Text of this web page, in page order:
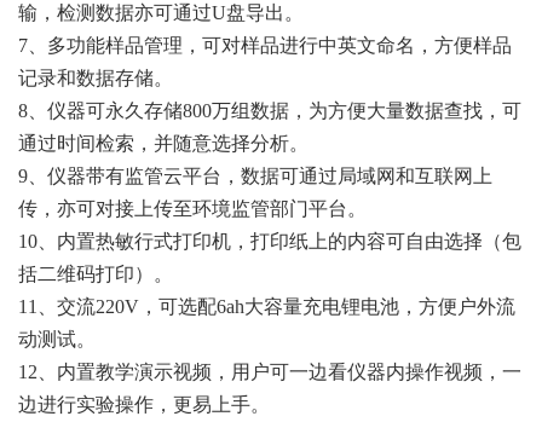
输，检测数据亦可通过U盘导出。
7、多功能样品管理，可对样品进行中英文命名，方便样品
记录和数据存储。
8、仪器可永久存储800万组数据，为方便大量数据查找，可
通过时间检索，并随意选择分析。
9、仪器带有监管云平台，数据可通过局域网和互联网上
传，亦可对接上传至环境监管部门平台。
10、内置热敏行式打印机，打印纸上的内容可自由选择（包
括二维码打印）。
11、交流220V，可选配6ah大容量充电锂电池，方便户外流
动测试。
12、内置教学演示视频，用户可一边看仪器内操作视频，一
边进行实验操作，更易上手。